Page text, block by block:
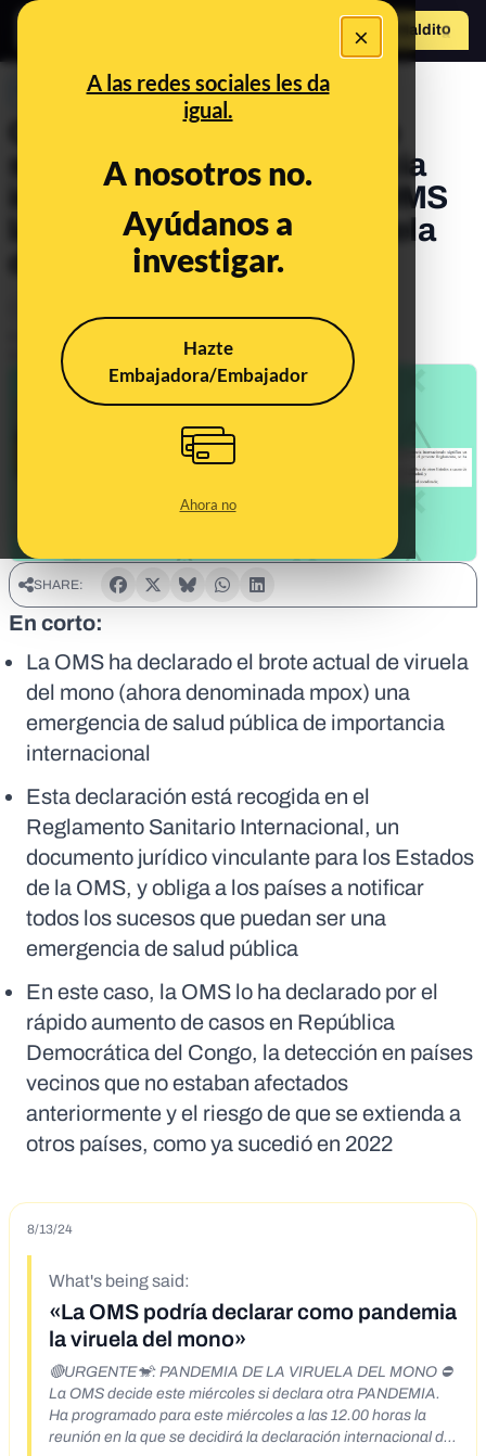
×
A las redes sociales les da
igual.
A nosotros no.
Ayúdanos a
investigar.
Hazte
Embajadora/Embajador
Ahora no
Hazte Maldito
PREBUNKING
Qué es una emergencia de
salud pública de importancia
internacional y por qué la OMS
la ha declarado para la viruela
del mono
Publicado el
Actualizado el
Aug 16, 2024, 1:25:00 PM
SHARE:
En corto:
La OMS ha declarado el brote actual de viruela
del mono (ahora denominada mpox) una
emergencia de salud pública de importancia
internacional
Esta declaración está recogida en el
Reglamento Sanitario Internacional, un
documento jurídico vinculante para los Estados
de la OMS, y obliga a los países a notificar
todos los sucesos que puedan ser una
emergencia de salud pública
En este caso, la OMS lo ha declarado por el
rápido aumento de casos en República
Democrática del Congo, la detección en países
vecinos que no estaban afectados
anteriormente y el riesgo de que se extienda a
otros países, como ya sucedió en 2022
8/13/24
What's being said:
«La OMS podría declarar como pandemia
la viruela del mono»
🔴URGENTE🐒: PANDEMIA DE LA VIRUELA DEL MONO ⛔️
La OMS decide este miércoles si declara otra PANDEMIA.
Ha programado para este miércoles a las 12.00 horas la
reunión en la que se decidirá la declaración internacional de